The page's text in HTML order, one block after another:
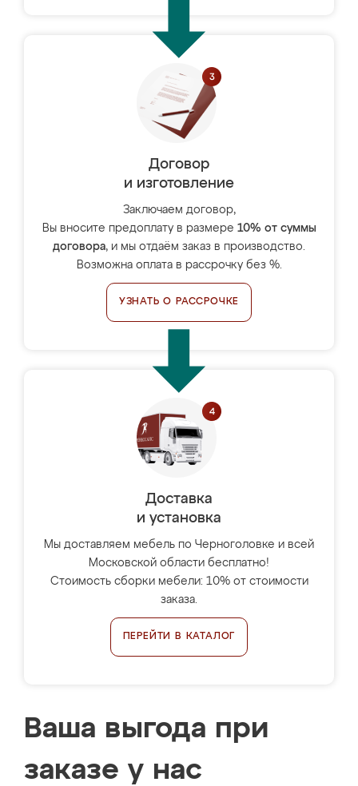
Договор
и изготовление
Заключаем договор,
Вы вносите предоплату в размере 10% от суммы
договора, и мы отдаём заказ в производство.
Возможна оплата в рассрочку без %.
УЗНАТЬ О РАССРОЧКЕ
Доставка
и установка
Мы доставляем мебель по Черноголовке и всей
Московской области бесплатно!
Стоимость сборки мебели: 10% от стоимости
заказа.
ПЕРЕЙТИ В КАТАЛОГ
Ваша выгода при
заказе у нас